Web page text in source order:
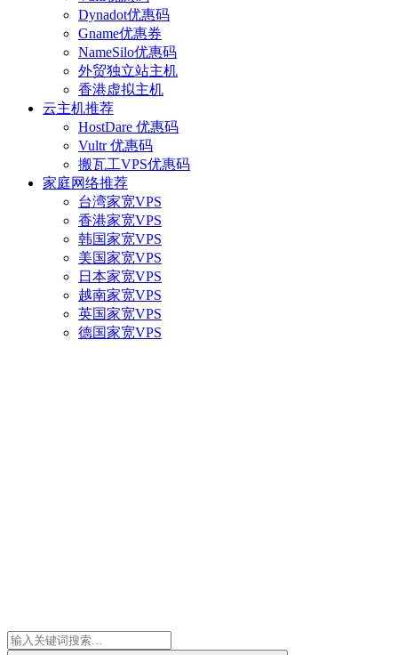
Dynadot优惠码
Gname优惠券
NameSilo优惠码
外贸独立站主机
香港虚拟主机
云主机推荐
HostDare 优惠码
Vultr 优惠码
搬瓦工VPS优惠码
家庭网络推荐
台湾家宽VPS
香港家宽VPS
韩国家宽VPS
美国家宽VPS
日本家宽VPS
越南家宽VPS
英国家宽VPS
德国家宽VPS